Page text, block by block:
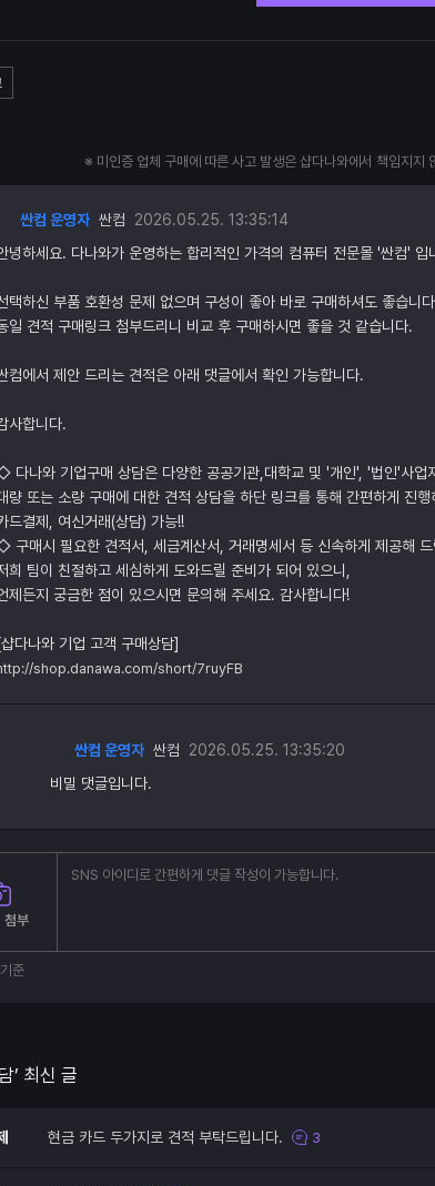
※ 미인증 업체 구매에 따른 사고 발생은 샵다나와에서 책임지지
싼컴 운영자 싼컴 2026.05.25. 13:35:14
녕하세요. 다나와가 운영하는 합리적인 가격의 컴퓨터 전문몰 '싼컴' 입
택하신 부품 호환성 문제 없으며 구성이 좋아 바로 구매하셔도 좋습니
일 견적 구매링크 첨부드리니 비교 후 구매하시면 좋을 것 같습니다.
컴에서 제안 드리는 견적은 아래 댓글에서 확인 가능합니다.
사합니다.
다나와 기업구매 상담은 다양한 공공기관,대학교 및 '개인', '법인'사업
량 또는 소량 구매에 대한 견적 상담을 하단 링크를 통해 간편하게 진행
드결제, 여신거래(상담) 가능!!
구매시 필요한 견적서, 세금계산서, 거래명세서 등 신속하게 제공해 드
희 팀이 친절하고 세심하게 도와드릴 준비가 되어 있으니,
제든지 궁금한 점이 있으시면 문의해 주세요. 감사합니다!
다나와 기업 고객 구매상담]
shop.danawa.com/short/7ruyFB
싼컴 운영자 싼컴
2026.05.25. 13:35:20
비밀 댓글입니다.
첨부
준
’ 최신 글
현금 카드 두가지로 견적 부탁드립니다. 3